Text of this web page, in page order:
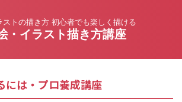
ストの描き方 初心者でも楽しく描ける
・イラスト描き方講座
には・プロ養成講座